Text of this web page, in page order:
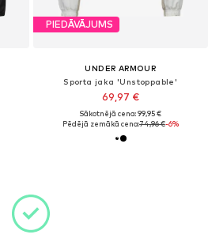
PIEDĀVĀJUMS
UNDER ARMOUR
Sporta jaka 'Unstoppable'
69,97 €
Sākotnējā cena: 99,95 €
Pēdējā zemākā cena:74,96 €-6%